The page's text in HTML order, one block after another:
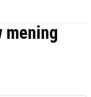
mening